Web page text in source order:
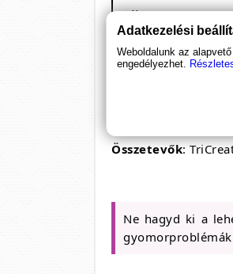
Olimp TCM 1100
Kiszerelés: 120 /
1 adag: 1 kapszula
120 adagot
Összetevők:
Ne hagyd ki a
Adatkezelési
Weboldalunk az
engedélyezhet.